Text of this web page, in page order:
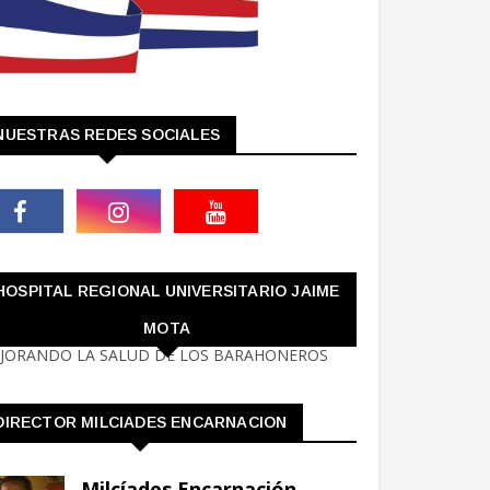
REDES SOCIALES
REGIONAL UNIVERSITARIO JAIME
MOTA
LA SALUD DE LOS BARAHONEROS
MILCIADES ENCARNACION